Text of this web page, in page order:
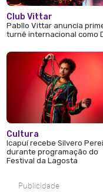
Club Vittar
Pabllo Vittar anuncia
turnê internacional como
Cultura
Icapuí recebe Silvero
durante programação do
Festival da Lagosta
Publicidade